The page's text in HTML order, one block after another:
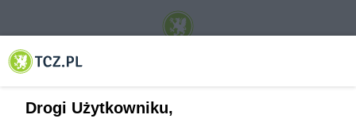
© 2001-2026 Tczew - TCZ.PL Sp. z o.o. Internetowy Serwis Informacyjny Miasta
Drogi Użytkowniku,